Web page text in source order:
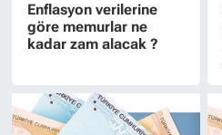
Enflasyon verilerine
göre memurlar ne
kadar zam alacak ?